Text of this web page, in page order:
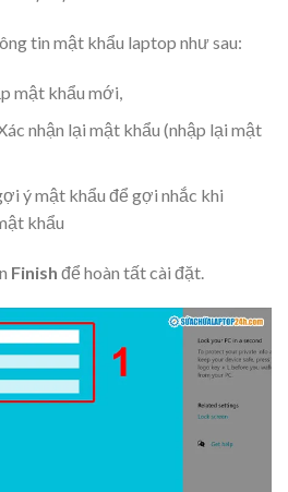
tin mật khẩu laptop như sau:
mật khẩu mới,
nhận lại mật khẩu (nhập lại mật
ý mật khẩu để gợi nhắc khi
khẩu
Finish để hoàn tất cài đặt.